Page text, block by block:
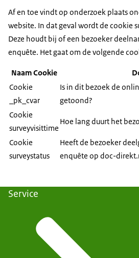
Af en toe vindt op onderzoek plaats
website. In dat geval wordt de cookie
Deze houdt bij of een bezoeker
enquête. Het gaat om de volgende
Naam Cookie
Cookie
_pk_cvar
Is in dit bezoek de
getoond?
Cookie
surveyvisittime
Hoe lang duurt het
Cookie
surveystatus
Heeft de bezoeker
enquête op doc-
Service